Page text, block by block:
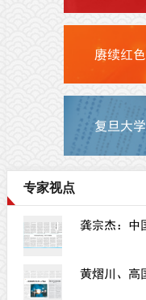
赓续红
复旦大
专家视点
龚宗杰：中
黄熠川、高